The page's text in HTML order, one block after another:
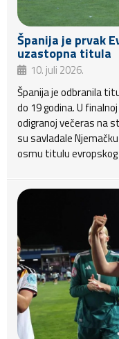
Španija je prvak
uzastopna titula
10. juli 2026.
Španija je odbranila
do 19 godina. U
odigranoj večeras na
su savladale
osmu titulu